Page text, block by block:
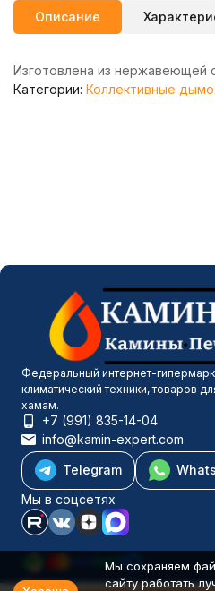
Описание
Изготовлена из нержавеющей
Категории: Коллективные
Федеральный интернет-
климатический техники, товаров
хамам.
+7 (991) 835-14-04
info@kamin-expert.com
Telegram
Мы в соцсетях
Каталог товаров
Мы сохраняем
сайту работать